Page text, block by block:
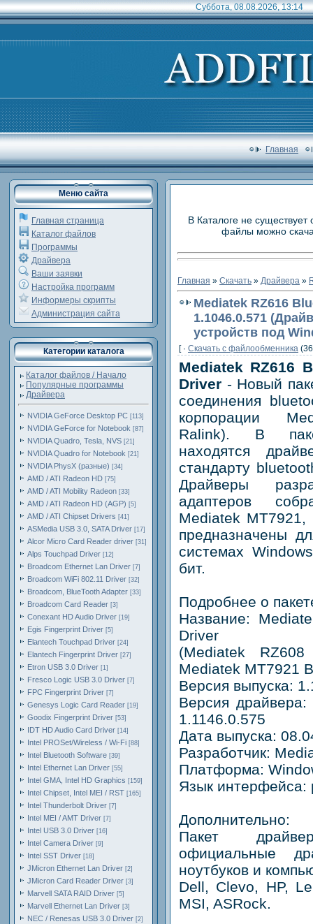
Суббота, 08.08.2026, 13:14
Главная
Меню сайта
Главная страница
Каталог файлов
Программы
Драйвера
Ваши заявки
Настройка программ
Информеры скрипты
Администрация сайта
Категории каталога
Каталог файлов / Начало
Популярные программы
Драйвера
NVIDIA GeForce Desktop PC [113]
NVIDIA GeForce for Notebook [87]
NVIDIA Quadro, Tesla, NVS [21]
NVIDIA Quadro for Notebook [21]
NVIDIA PhysX (разные) [34]
AMD / ATI Radeon HD [75]
AMD / ATI Mobility Radeon [33]
AMD / ATI Radeon HD (AGP) [5]
AMD / ATI Chipset Drivers [41]
ASMedia USB 3.0, SATA Driver [17]
Alcor Micro Card Reader driver [31]
Alps Touchpad Driver [12]
Broadcom Ethernet Lan Driver [7]
Broadcom WiFi 802.11 Driver [32]
Broadcom, BlueTooth Adapter [33]
Broadcom Card Reader [3]
Conexant HD Audio Driver [19]
Egis Fingerprint Driver [5]
Elantech Touchpad Driver [24]
Elantech Fingerprint Driver [27]
Etron USB 3.0 Driver [1]
Fresco Logic USB 3.0 Driver [7]
FPC Fingerprint Driver [7]
Genesys Logic Card Reader [19]
Goodix Fingerprint Driver [53]
IDT HD Audio Card Driver [14]
Intel PROSet/Wireless / Wi-Fi [88]
Intel Bluetooth Software [39]
Intel Ethernet Lan Driver [55]
Intel GMA, Intel HD Graphics [159]
Intel Chipset, Intel MEI / RST [165]
Intel Thunderbolt Driver [7]
Intel MEI / AMT Driver [7]
Intel USB 3.0 Driver [16]
Intel Camera Driver [9]
Intel SST Driver [18]
JMicron Ethernet Lan Driver [2]
JMicron Card Reader Driver [3]
Marvell SATA RAID Driver [5]
Marvell Ethernet Lan Driver [3]
NEC / Renesas USB 3.0 Driver [2]
В Каталоге не
файлы можно
Главная » Скачать » Драйвера »
Mediatek RZ616
1.1046.0.571
устройств под
[ · Скачать c файлообменника
Mediatek RZ616
Driver - Новый
соединения
корпорации
Ralink). В
находятся
стандарту
Драйверы
адаптеров
Mediatek
предназначены
системах
бит.
Подробнее о
Название:
Driver
(Mediatek
Mediatek MT7921
Версия выпуска:
Версия
1.1146.0.575
Дата выпуска:
Разработчик:
Платформа:
Язык интерфейса:
Дополнительно:
Пакет
официальные
ноутбуков и
Dell, Clevo, HP,
MSI, ASRock.